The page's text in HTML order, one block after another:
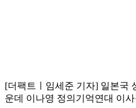
[더팩트ㅣ임세준 기자] 일본국
운데 이나영 정의기억연대 이